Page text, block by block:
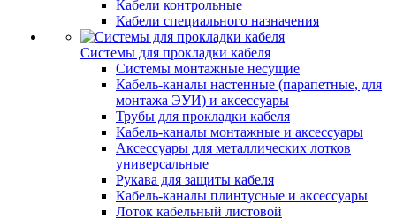
Кабели контрольные
Кабели специального назначения
Системы для прокладки кабеля
Системы монтажные несущие
Кабель-каналы настенные (парапетные, для
монтажа ЭУИ) и аксессуары
Трубы для прокладки кабеля
Кабель-каналы монтажные и аксессуары
Аксессуары для металлических лотков
универсальные
Рукава для защиты кабеля
Кабель-каналы плинтусные и аксессуары
Лоток кабельный листовой